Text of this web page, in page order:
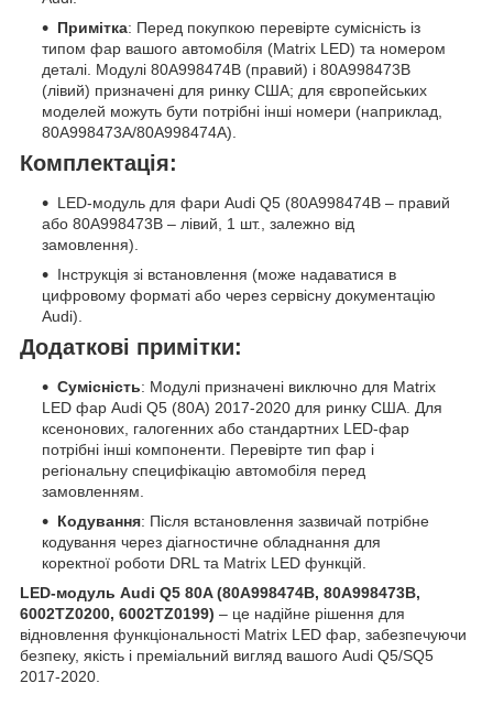
Примітка: Перед покупкою перевірте сумісність із
типом фар вашого автомобіля (Matrix LED) та номером
деталі. Модулі 80A998474B (правий) і 80A998473B
(лівий) призначені для ринку США; для європейських
моделей можуть бути потрібні інші номери (наприклад,
80A998473A/80A998474A).
Комплектація:
LED-модуль для фари Audi Q5 (80A998474B – правий
або 80A998473B – лівий, 1 шт., залежно від
замовлення).
Інструкція зі встановлення (може надаватися в
цифровому форматі або через сервісну документацію
Audi).
Додаткові примітки:
Сумісність: Модулі призначені виключно для Matrix
LED фар Audi Q5 (80A) 2017-2020 для ринку США. Для
ксенонових, галогенних або стандартних LED-фар
потрібні інші компоненти. Перевірте тип фар і
регіональну специфікацію автомобіля перед
замовленням.
Кодування: Після встановлення зазвичай потрібне
кодування через діагностичне обладнання для
коректної роботи DRL та Matrix LED функцій.
LED-модуль Audi Q5 80A (80A998474B, 80A998473B,
6002TZ0200, 6002TZ0199) – це надійне рішення для
відновлення функціональності Matrix LED фар, забезпечуючи
безпеку, якість і преміальний вигляд вашого Audi Q5/SQ5
2017-2020.